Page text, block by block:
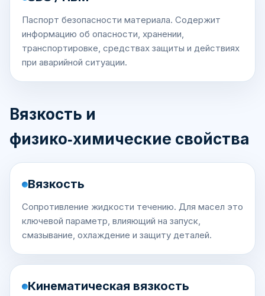
Паспорт безопасности материала. Содержит
информацию об опасности, хранении,
транспортировке, средствах защиты и действиях
при аварийной ситуации.
Вязкость и
физико‑химические свойства
Вязкость
Сопротивление жидкости течению. Для масел это
ключевой параметр, влияющий на запуск,
смазывание, охлаждение и защиту деталей.
Кинематическая вязкость